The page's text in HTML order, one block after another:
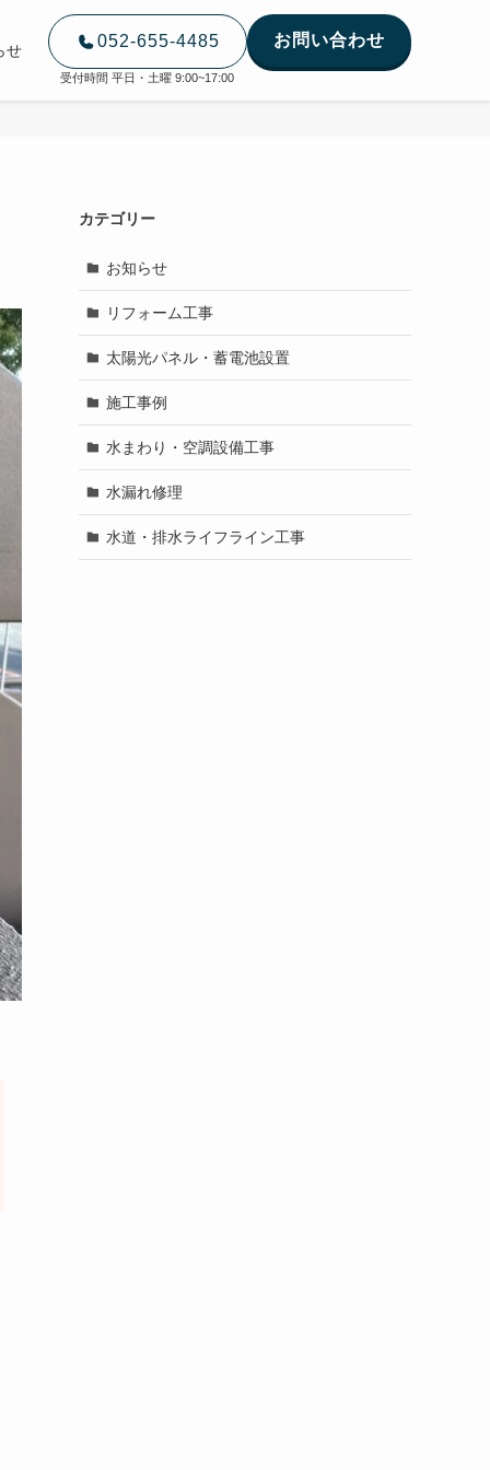
せ
052-655-4485
受付時間 平日・土曜 9:00~17:00
お問い合わせ
カテゴリー
お知らせ
リフォーム工事
太陽光パネル・蓄電池設置
施工事例
水まわり・空調設備工事
水漏れ修理
水道・排水ライフライン工事